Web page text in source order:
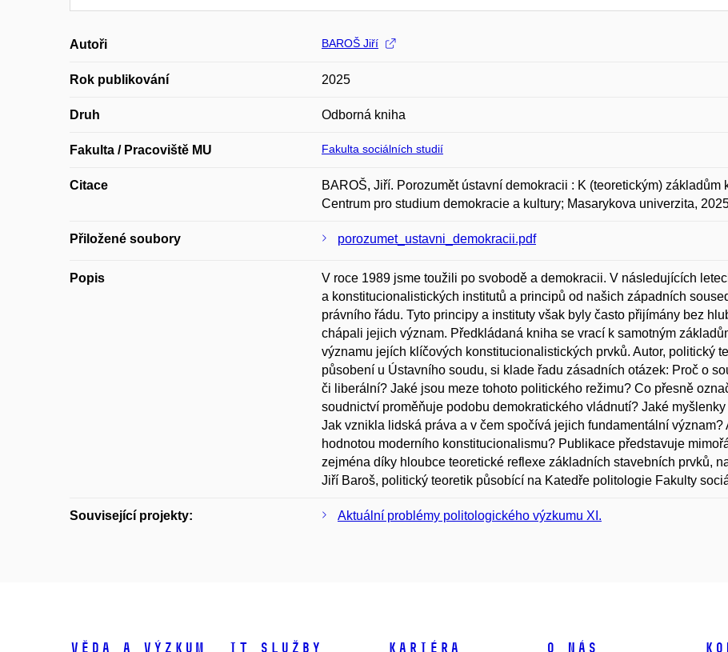
Autoři BAROŠ Jiří
Rok publikování 2025
Druh Odborná kniha
Fakulta / Pracoviště MU Fakulta sociálních studií
Citace
BAROŠ, Jiří. Porozumět ústavní demokracii : K (teoretickým)
Centrum pro studium demokracie a kultury; Masarykova univerzita,
Přiložené soubory porozumet_ustavni_demokracii.pdf
Popis
V roce 1989 jsme toužili po svobodě a demokracii. V následujících
a konstitucionalistických institutů a principů od našich západních
právního řádu. Tyto principy a instituty však byly často přijímány bez
chápali jejich význam. Předkládaná kniha se vrací k samotným
významu jejích klíčových konstitucionalistických prvků. Autor, politický
působení u Ústavního soudu, si klade řadu zásadních otázek: Proč o
či liberální? Jaké jsou meze tohoto politického režimu? Co přesně
soudnictví proměňuje podobu demokratického vládnutí? Jaké
Jak vznikla lidská práva a v čem spočívá jejich fundamentální
hodnotou moderního konstitucionalismu? Publikace představuje
zejména díky hloubce teoretické reflexe základních stavebních prvků,
Jiří Baroš, politický teoretik působící na Katedře politologie Fakulty
Související projekty: Aktuální problémy politologického výzkumu XI.
Věda a výzkum IT služby Kariéra O nás